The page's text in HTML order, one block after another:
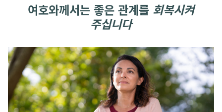
여호와께서는 좋은 관계를 회복시켜
주십니다